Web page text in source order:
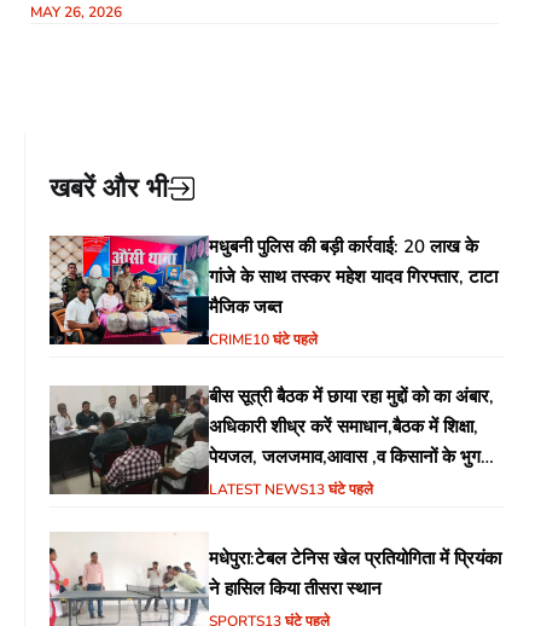
MAY 26, 2026
खबरें और भी
मधुबनी पुलिस की बड़ी कार्रवाई: 20 लाख के
गांजे के साथ तस्कर महेश यादव गिरफ्तार, टाटा
मैजिक जब्त
CRIME10 घंटे पहले
बीस सूत्री बैठक में छाया रहा मुद्दों को का अंबार,
अधिकारी शीध्र करें समाधान,बैठक में शिक्षा,
पेयजल, जलजमाव,आवास ,व किसानों के भुगतान
का उठा मुद्दा
LATEST NEWS13 घंटे पहले
मधेपुरा:टेबल टेनिस खेल प्रतियोगिता में प्रियंका
ने हासिल किया तीसरा स्थान
SPORTS13 घंटे पहले